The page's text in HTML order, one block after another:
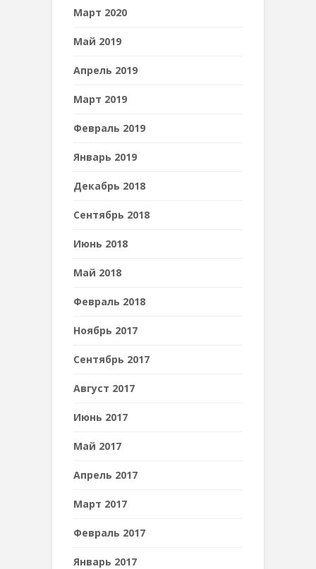
Март 2020
Май 2019
Апрель 2019
Март 2019
Февраль 2019
Январь 2019
Декабрь 2018
Сентябрь 2018
Июнь 2018
Май 2018
Февраль 2018
Ноябрь 2017
Сентябрь 2017
Август 2017
Июнь 2017
Май 2017
Апрель 2017
Март 2017
Февраль 2017
Январь 2017